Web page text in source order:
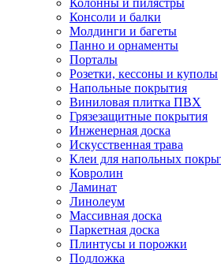
Консоли и балки
Молдинги и багеты
Панно и орнаменты
Порталы
Розетки, кессоны и куполы
Напольные покрытия
Виниловая плитка ПВХ
Грязезащитные покрытия
Инженерная доска
Искусственная трава
Клеи для напольных
Ковролин
Ламинат
Линолеум
Массивная доска
Паркетная доска
Плинтусы и порожки
Подложка